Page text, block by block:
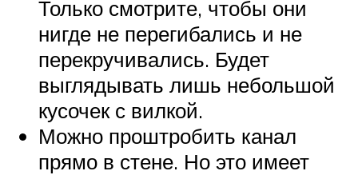
Только смотрите, чтобы они
нигде не перегибались и не
перекручивались. Будет
выглядывать лишь небольшой
кусочек с вилкой.
Можно проштробить канал
прямо в стене. Но это имеет